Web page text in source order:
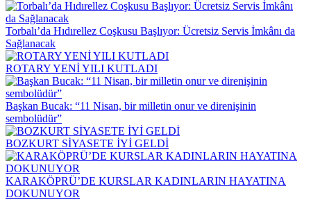
Torbalı’da Hıdırellez Coşkusu Başlıyor: Ücretsiz Servis İmkânı da
Sağlanacak
ROTARY YENİ YILI KUTLADI
Başkan Bucak: “11 Nisan, bir milletin onur ve direnişinin
sembolüdür”
BOZKURT SİYASETE İYİ GELDİ
KARAKÖPRÜ’DE KURSLAR KADINLARIN HAYATINA
DOKUNUYOR